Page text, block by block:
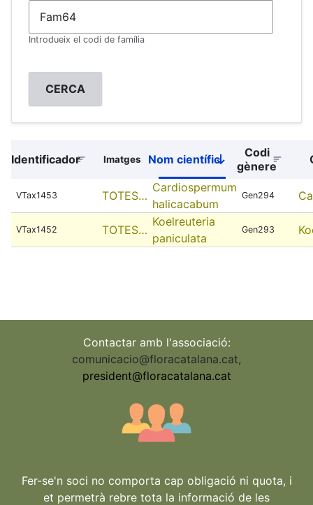
Introdueix el codi de família
Identificador Imatges Nom científicSort
descending
Codi
gènere
VTax1453 TOTES…
Cardiospermum
halicacabum
Gen294
VTax1452 TOTES…
Koelreuteria
paniculata
Gen293
Contactar amb l'associació:
comunicacio@floracatalana.cat,
president@floracatalana.cat
Fer-se'n soci no comporta cap obligació ni quota, i
et permetrà rebre tota la informació de les